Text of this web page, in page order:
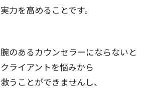
実力を高めることです。
腕のあるカウンセラーにならないと
クライアントを悩みから
救うことができませんし、